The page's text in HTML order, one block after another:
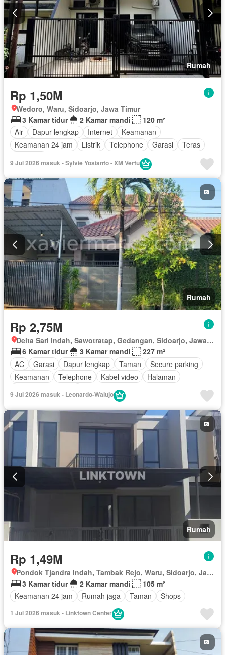
Rumah
Rp 1,50M
Wedoro, Waru, Sidoarjo, Jawa Timur
3 Kamar tidur
2 Kamar mandi
120 m²
Air
Dapur lengkap Internet
Keamanan
Keamanan 24 jam
Listrik Telephone Garasi
Teras
9 Jul 2026 masuk - Sylvie Yosianto - XM Vertu
Rumah
Rp 2,75M
Delta Sari Indah, Sawotratap, Gedangan, Sidoarjo, Jawa Timur
6 Kamar tidur
3 Kamar mandi
227 m²
AC
Garasi Dapur lengkap Taman
Secure parking
Keamanan
Telephone Kabel video
Halaman
9 Jul 2026 masuk - Leonardo-Walujo
Rumah
Rp 1,49M
Pondok Tjandra Indah, Tambak Rejo, Waru, Sidoarjo, Jawa Timur
3 Kamar tidur
2 Kamar mandi
105 m²
Keamanan 24 jam
Rumah jaga Taman Shops
1 Jul 2026 masuk - Linktown Center